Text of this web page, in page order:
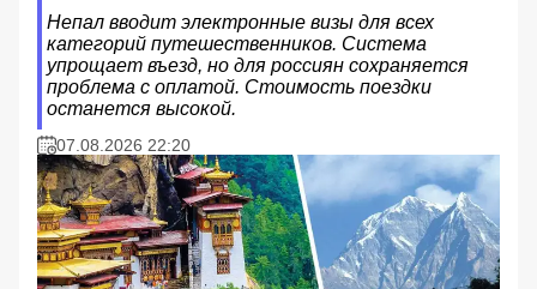
Непал вводит электронные визы для всех
категорий путешественников. Система
упрощает въезд, но для россиян сохраняется
проблема с оплатой. Стоимость поездки
останется высокой.
07.08.2026 22:20